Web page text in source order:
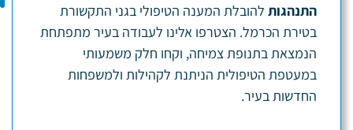
התנהגות להובלת המענה הטיפולי בגני התקשורת
בטירת הכרמל. הצטרפו אלינו לעבודה בעיר מתפתחת
הנמצאת בתנופת צמיחה, וקחו חלק משמעותי
במעטפת הטיפולית הניתנת לקהילות ולמשפחות
החדשות בעיר.